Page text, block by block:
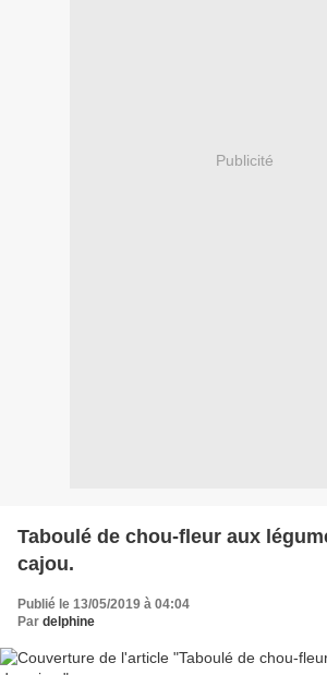
Publicité
Taboulé de chou-fleur aux
cajou.
Publié le 13/05/2019 à 04:04
Par delphine